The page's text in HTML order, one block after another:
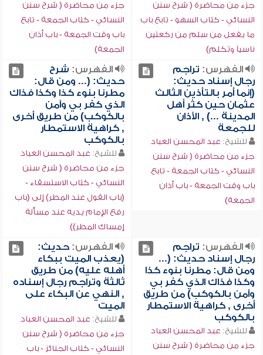
جزء من محاضرة ( شرح سنن
النسائي - كتاب السهو - تابع باب
ما يفعل من سلم من ركعتين
ناسياً وتكلم)
جزء من محاضرة ( شرح سنن
النسائي - كتاب الجمعة - تابع
باب وقت الجمعة - باب أذان
الجمعة)
الفهرس: تراجم
رجال إسناد حديث:
(إنما أمر بالتأذين الثالث
عثمان حين كثر أهل
المدينة ...) , الأذان
للجمعة
للشيخ: عبد المحسن العباد
جزء من محاضرة ( شرح سنن
النسائي - كتاب الجمعة - تابع
باب وقت الجمعة - باب أذان
الجمعة)
الفهرس: شرح
حديث: (... ومن قال:
مطرنا بنوء كذا وكذا فذاك
الذي كفر بي وآمن
بالكوكب) من طريق أخرى
, كراهية الاستمطار
بالكوكب
للشيخ: عبد المحسن العباد
جزء من محاضرة ( شرح سنن
النسائي - كتاب الاستسقاء -
(باب القول عند المطر) إلى (باب
رفع الإمام يديه عند مسألة
إمساك المطر))
الفهرس: تراجم
رجال إسناد حديث: (...
ومن قال: مطرنا بنوء كذا
وكذا فذاك الذي كفر بي
وآمن بالكوكب) من طريق
أخرى , كراهية الاستمطار
بالكوكب
للشيخ: عبد المحسن العباد
جزء من محاضرة ( شرح سنن
الفهرس:حديث:
(يعذب الميت ببكاء
أهله عليه) من طريق
ثالثة وتراجم رجال إسناده
, النهي عن البكاء على
الميت
للشيخ: عبد المحسن العباد
جزء من محاضرة ( شرح سنن
النسائي - كتاب الجنائز - باب